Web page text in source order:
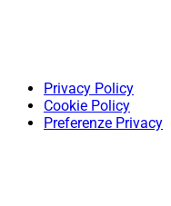
Privacy Policy
Cookie Policy
Preferenze Privacy